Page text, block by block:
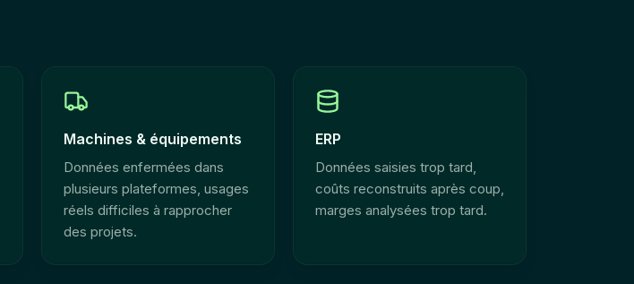
Machines & équipements
Données enfermées dans
plusieurs plateformes, usages
réels difficiles à rapprocher
des projets.
ERP
Données saisies trop tard,
coûts reconstruits après coup,
marges analysées trop tard.